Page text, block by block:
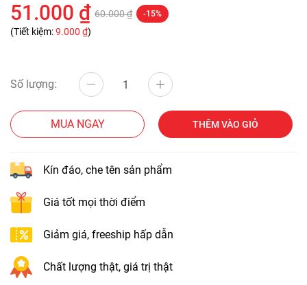
51.000 ₫ 60.000 ₫ -15%
(Tiết kiệm:9.000 ₫)
Số lượng:
MUA NGAY THÊM VÀO GIỎ
Kín đáo, che tên sản phẩm
Giá tốt mọi thời điểm
Giảm giá, freeship hấp dẫn
Chất lượng thật, giá trị thật